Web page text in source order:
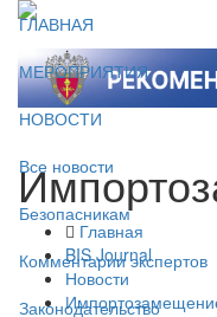
ГЛАВНАЯ
МЕРОПРИЯТИЯ
НОВОСТИ
Все новости
Безопасникам
Комментарии экспертов
Законодательство
Главная
BIS Journal
Новости